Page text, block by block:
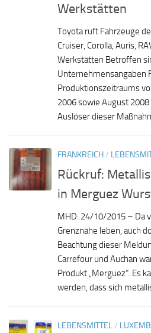
Werkstätten
Toyota ruft Fahrzeuge
Cruiser, Corolla, Auris,
Werkstätten Betroffen
Unternehmensangaben
Produktionszeitraums
2006 sowie August
Auslöser dieser
FRANKREICH/
Rückruf:
in Merguez
MHD: 24/10/2015 – Da
Grenznähe leben, auch
Beachtung dieser
Carrefour und Auchan
Produkt „Merguez“. Es
werden, dass sich
LEBENSMITTEL/